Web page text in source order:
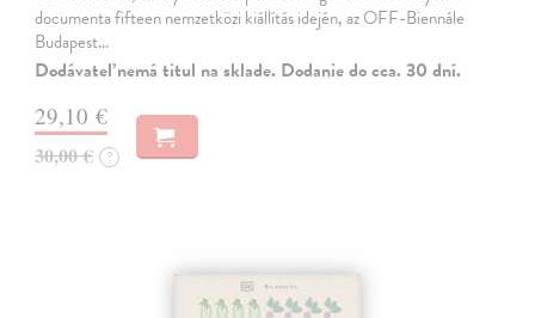
documenta fifteen nemzetközi kiállítás idején, az OFF-Biennále
Budapest…
Dodávateľ nemá titul na sklade. Dodanie do cca. 30 dní.
29,10 €
30,00 € ?